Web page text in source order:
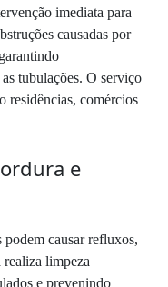
imediata para
causadas por
tubulações. O serviço
residências, comércios
e
podem causar refluxos,
limpeza
e prevenindo